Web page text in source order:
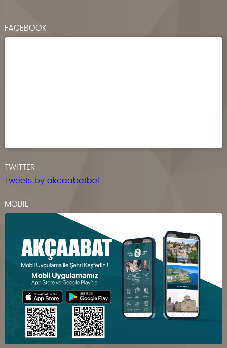
FACEBOOK
TWITTER
Tweets by akcaabatbel
MOBİL